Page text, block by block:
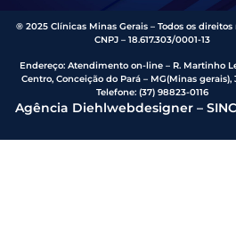
® 2025 Clínicas Minas Gerais – Todos os direitos
CNPJ – 18.617.303/0001-13
Endereço: Atendimento on-line – R. Martinho
Centro, Conceição do Pará – MG(Minas
Telefone:(37) 98823-0116
Agência Diehlwebdesigner –